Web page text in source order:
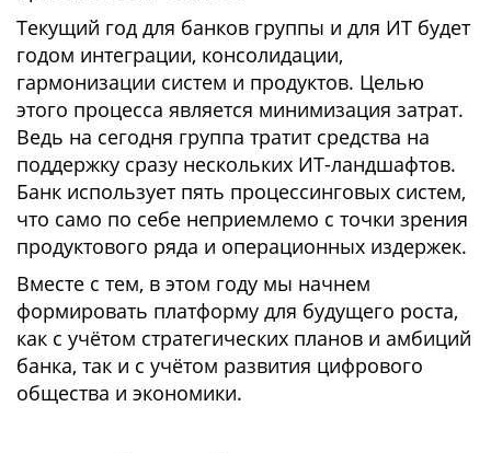
Текущий год для банков группы и для ИТ будет
годом интеграции, консолидации,
гармонизации систем и продуктов. Целью
этого процесса является минимизация затрат.
Ведь на сегодня группа тратит средства на
поддержку сразу нескольких ИТ-ландшафтов.
Банк использует пять процессинговых систем,
что само по себе неприемлемо с точки зрения
продуктового ряда и операционных издержек.
Вместе с тем, в этом году мы начнем
формировать платформу для будущего роста,
как с учётом стратегических планов и амбиций
банка, так и с учётом развития цифрового
общества и экономики.